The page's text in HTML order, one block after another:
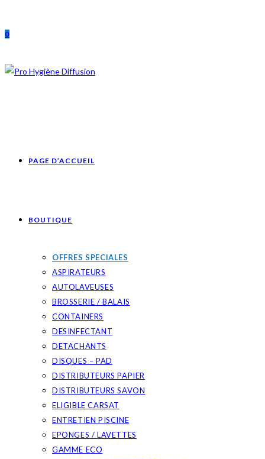
content
0
PAGE D’ACCUEIL
BOUTIQUE
OFFRES SPECIALES
ASPIRATEURS
AUTOLAVEUSES
BROSSERIE / BALAIS
CONTAINERS
DESINFECTANT
DETACHANTS
DISQUES – PAD
DISTRIBUTEURS PAPIER
DISTRIBUTEURS SAVON
ELIGIBLE CARSAT
ENTRETIEN PISCINE
EPONGES / LAVETTES
GAMME ECO